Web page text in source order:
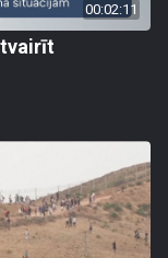
00:02:11